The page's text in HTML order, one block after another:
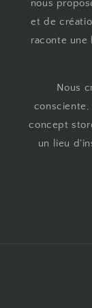
nous
et de
raconte
Nous
concept
un lieu